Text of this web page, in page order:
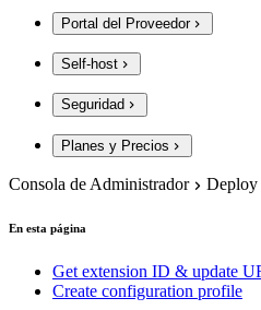
Portal del Proveedor
Self-host
Seguridad
Planes y Precios
Consola de Administrador Deploy
En esta página
Get extension ID & update
Create configuration profile